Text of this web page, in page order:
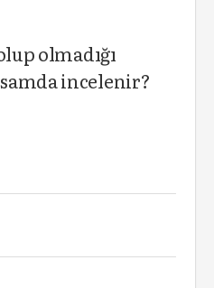
olmadığı
incelenir?